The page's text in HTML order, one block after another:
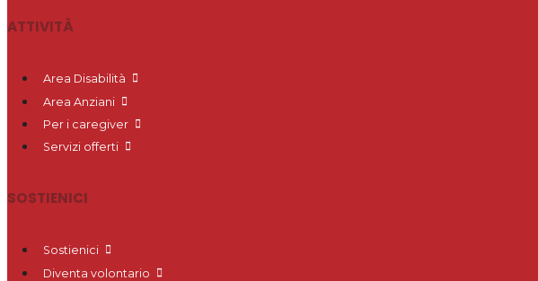
ATTIVITÀ
Area Disabilità
Area Anziani
Per i caregiver
Servizi offerti
SOSTIENICI
Sostienici
Diventa volontario